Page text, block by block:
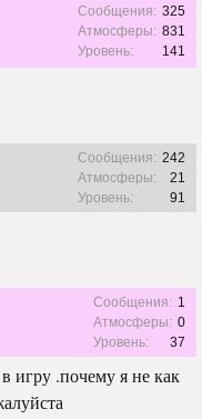
Сообщения: 325
Атмосферы: 831
Уровень:
141
Сообщения: 242
Атмосферы:
21
Уровень:
91
Сообщения: 1
Атмосферы: 0
Уровень:
37
игру .почему я не как